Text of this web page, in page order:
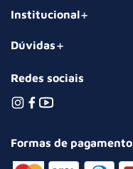
Institucional
Dúvidas
Redes sociais
Formas de pagamento